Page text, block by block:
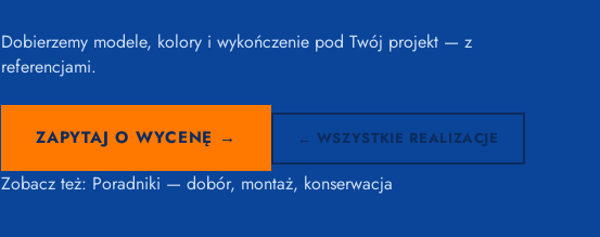
Dobierzemy modele, kolory i wykończenie pod Twój projekt — z
referencjami.
ZAPYTAJ O WYCENĘ → ← WSZYSTKIE REALIZACJE
Zobacz też: Poradniki — dobór, montaż, konserwacja